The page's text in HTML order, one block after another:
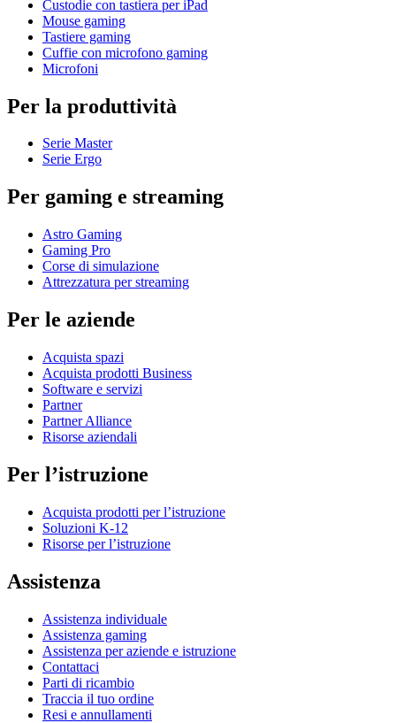
Custodie con tastiera per iPad
Mouse gaming
Tastiere gaming
Cuffie con microfono gaming
Microfoni
Per la produttività
Serie Master
Serie Ergo
Per gaming e streaming
Astro Gaming
Gaming Pro
Corse di simulazione
Attrezzatura per streaming
Per le aziende
Acquista spazi
Acquista prodotti Business
Software e servizi
Partner
Partner Alliance
Risorse aziendali
Per l’istruzione
Acquista prodotti per l’istruzione
Soluzioni K-12
Risorse per l’istruzione
Assistenza
Assistenza individuale
Assistenza gaming
Assistenza per aziende e istruzione
Contattaci
Parti di ricambio
Traccia il tuo ordine
Resi e annullamenti